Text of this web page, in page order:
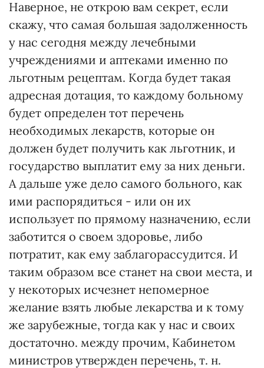
Наверное, не открою вам секрет, если
скажу, что самая большая задолженность
у нас сегодня между лечебными
учреждениями и аптеками именно по
льготным рецептам. Когда будет такая
адресная дотация, то каждому больному
будет определен тот перечень
необходимых лекарств, которые он
должен будет получить как льготник, и
государство выплатит ему за них деньги.
А дальше уже дело самого больного, как
ими распорядиться - или он их
использует по прямому назначению, если
заботится о своем здоровье, либо
потратит, как ему заблагорассудится. И
таким образом все станет на свои места, и
у некоторых исчезнет непомерное
желание взять любые лекарства и к тому
же зарубежные, тогда как у нас и своих
достаточно. между прочим, Кабинетом
министров утвержден перечень, т. н.